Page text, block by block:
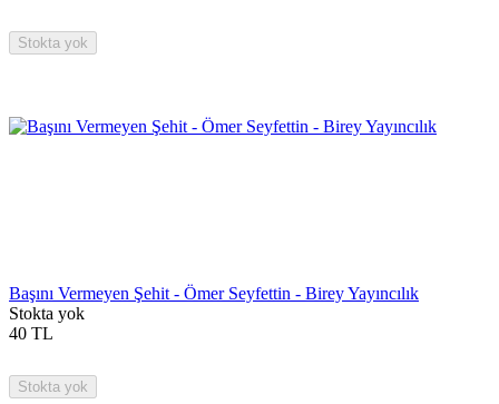
Stokta yok
Başını Vermeyen Şehit - Ömer Seyfettin - Birey Yayıncılık
Stokta yok
40 TL
Stokta yok